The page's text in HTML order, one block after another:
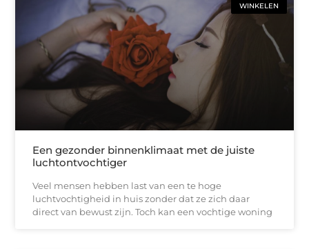
WINKELEN
Een gezonder binnenklimaat met de juiste
luchtontvochtiger
Veel mensen hebben last van een te hoge
luchtvochtigheid in huis zonder dat ze zich daar
direct van bewust zijn. Toch kan een vochtige woning